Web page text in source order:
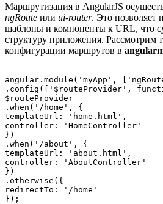
Маршрутизация в AngularJS
ngRoute или ui-router. Это позволяет
шаблоны и компоненты к URL, что
структуру приложения. Рассмотрим
конфигурации маршрутов в
angular.module('myApp',
.config(['$routeProvider',
$routeProvider
.when('/home', {
templateUrl: 'home.html',
controller: 'HomeController'
})
.when('/about', {
templateUrl: 'about.html',
controller: 'AboutController'
})
.otherwise({
redirectTo: '/home'
});